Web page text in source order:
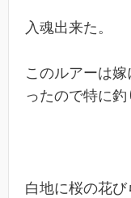
入魂出来た。
このルアーは
ったので特に釣
白地に桜の花び